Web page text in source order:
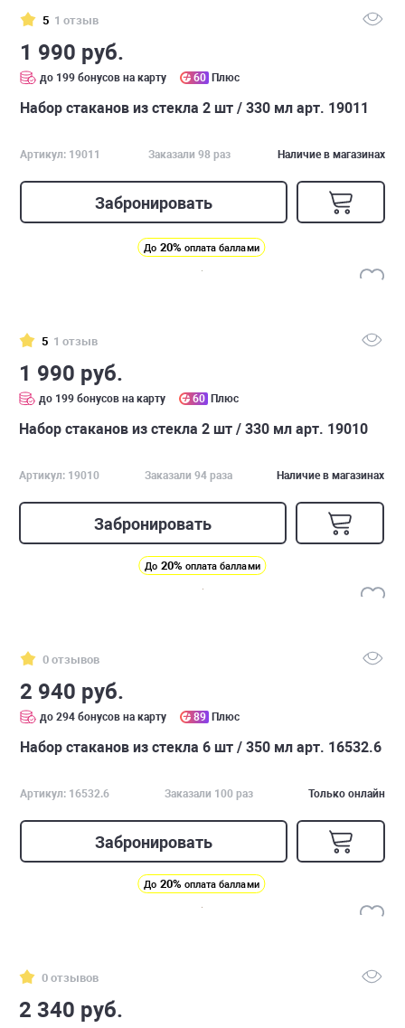
5 1 отзыв
1 990 руб.
до 199 бонусов на карту 60 Плюс
Набор стаканов из стекла 2 шт / 330 мл арт. 19011
Артикул: 19011 Заказали 98 раз Наличие в магазинах
Забронировать
До 20% оплата баллами
5 1 отзыв
1 990 руб.
до 199 бонусов на карту 60 Плюс
Набор стаканов из стекла 2 шт / 330 мл арт. 19010
Артикул: 19010 Заказали 94 раза Наличие в магазинах
Забронировать
До 20% оплата баллами
0 отзывов
2 940 руб.
до 294 бонусов на карту 89 Плюс
Набор стаканов из стекла 6 шт / 350 мл арт. 16532.6
Артикул: 16532.6 Заказали 100 раз Только онлайн
Забронировать
До 20% оплата баллами
0 отзывов
2 340 руб.